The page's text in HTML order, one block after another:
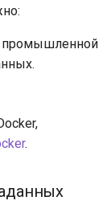
промышленной
.